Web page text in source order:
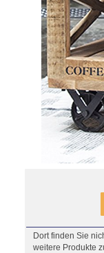
Dort finden Sie
weitere Produkte